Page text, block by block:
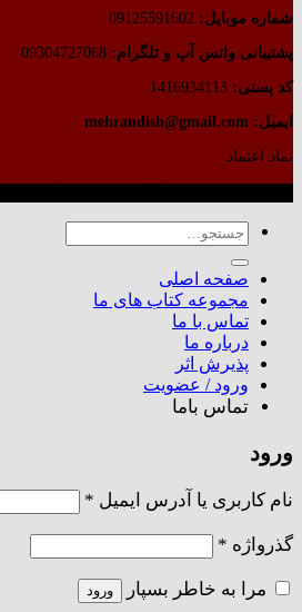
شماره موبایل:
پشتیبانی واتس آپ و تلگرام:
کد پستی:
ایمیل: mehrandish@gmail.com
نماد اعتماد
جستجو
برای:
صفحه اصلی
مجموعه کتاب های ما
تماس با ما
درباره ما
پذیرش اثر
ورود / عضویت
تماس باما
ورود
نام کاربری یا آدرس ایمیل *
گذرواژه *
مرا به خاطر بسپار ورود